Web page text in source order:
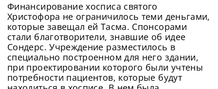
Финансирование хосписа святого
Христофора не ограничилось теми деньгами,
которые завещал ей Тасма. Спонсорами
стали благотворители, знавшие об идее
Сондерс. Учреждение разместилось в
специально построенном для него здании,
при проектировании которого были учтены
потребности пациентов, которые будут